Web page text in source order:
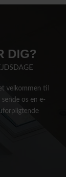
DIG?
velkommen til
sende os en e-